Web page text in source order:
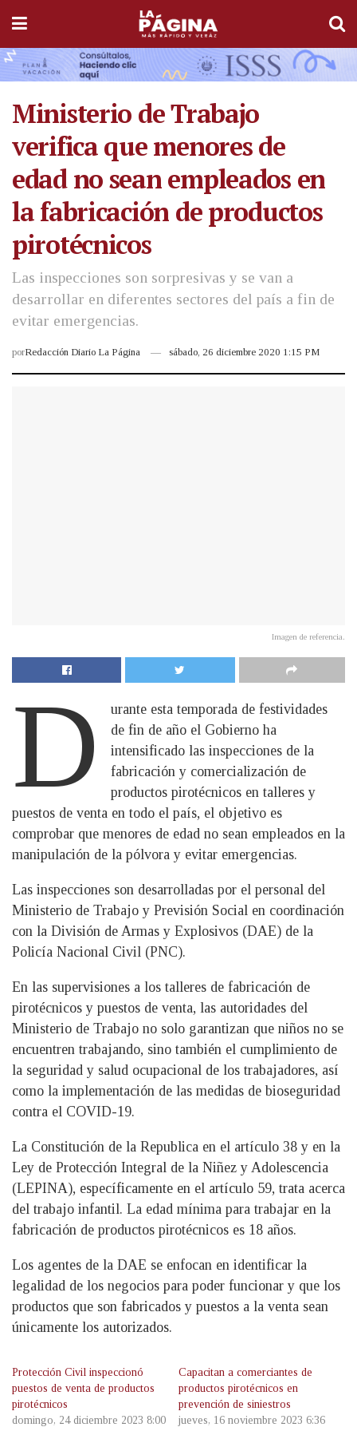
Ministerio de Trabajo
verifica que menores de
edad no sean empleados en
la fabricación de productos
pirotécnicos
Las inspecciones son sorpresivas y se van a
desarrollar en diferentes sectores del país a fin de
evitar emergencias.
porRedacción Diario La Página sábado, 26 diciembre 2020 1:15 PM
Imagen de referencia.
D
urante esta temporada de festividades
de fin de año el Gobierno ha
intensificado las inspecciones de la
fabricación y comercialización de
productos pirotécnicos en talleres y
puestos de venta en todo el país, el objetivo es
comprobar que menores de edad no sean empleados en la
manipulación de la pólvora y evitar emergencias.
Las inspecciones son desarrolladas por el personal del
Ministerio de Trabajo y Previsión Social en coordinación
con la División de Armas y Explosivos (DAE) de la
Policía Nacional Civil (PNC).
En las supervisiones a los talleres de fabricación de
pirotécnicos y puestos de venta, las autoridades del
Ministerio de Trabajo no solo garantizan que niños no se
encuentren trabajando, sino también el cumplimiento de
la seguridad y salud ocupacional de los trabajadores, así
como la implementación de las medidas de bioseguridad
contra el COVID-19.
La Constitución de la Republica en el artículo 38 y en la
Ley de Protección Integral de la Niñez y Adolescencia
(LEPINA), específicamente en el artículo 59, trata acerca
del trabajo infantil. La edad mínima para trabajar en la
fabricación de productos pirotécnicos es 18 años.
Los agentes de la DAE se enfocan en identificar la
legalidad de los negocios para poder funcionar y que los
productos que son fabricados y puestos a la venta sean
únicamente los autorizados.
Protección Civil inspeccionó
puestos de venta de productos
pirotécnicos
domingo, 24 diciembre 2023 8:00
Capacitan a comerciantes de
productos pirotécnicos en
prevención de siniestros
jueves, 16 noviembre 2023 6:36